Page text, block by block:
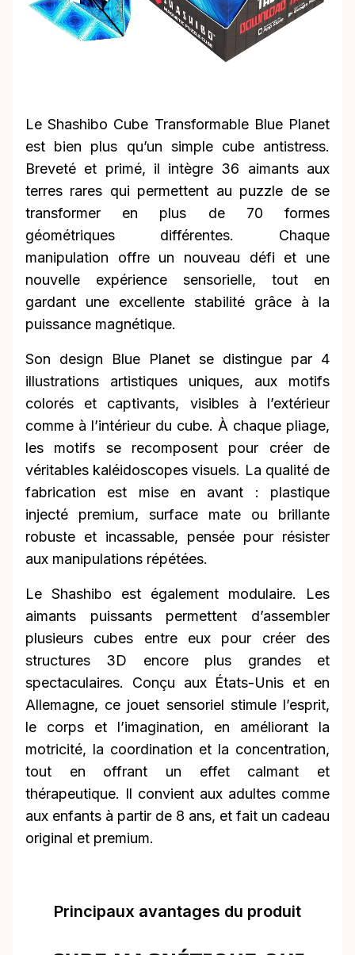
Le Shashibo Cube Transformable Blue Planet
est bien plus qu’un simple cube antistress.
Breveté et primé, il intègre 36 aimants aux
terres rares qui permettent au puzzle de se
transformer en plus de 70 formes
géométriques différentes. Chaque
manipulation offre un nouveau défi et une
nouvelle expérience sensorielle, tout en
gardant une excellente stabilité grâce à la
puissance magnétique.
Son design Blue Planet se distingue par 4
illustrations artistiques uniques, aux motifs
colorés et captivants, visibles à l’extérieur
comme à l’intérieur du cube. À chaque pliage,
les motifs se recomposent pour créer de
véritables kaléidoscopes visuels. La qualité de
fabrication est mise en avant : plastique
injecté premium, surface mate ou brillante
robuste et incassable, pensée pour résister
aux manipulations répétées.
Le Shashibo est également modulaire. Les
aimants puissants permettent d’assembler
plusieurs cubes entre eux pour créer des
structures 3D encore plus grandes et
spectaculaires. Conçu aux États-Unis et en
Allemagne, ce jouet sensoriel stimule l’esprit,
le corps et l’imagination, en améliorant la
motricité, la coordination et la concentration,
tout en offrant un effet calmant et
thérapeutique. Il convient aux adultes comme
aux enfants à partir de 8 ans, et fait un cadeau
original et premium.
Principaux avantages du produit